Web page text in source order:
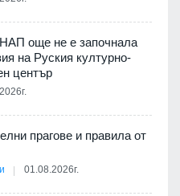
още не е започнала
на Руския културно-
център
прагове и правила от
01.08.2026г.